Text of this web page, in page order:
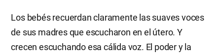
Los bebés recuerdan claramente las suaves voces
de sus madres que escucharon en el útero. Y
crecen escuchando esa cálida voz. El poder y la